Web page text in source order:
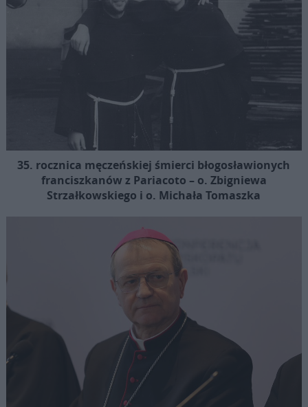
35. rocznica męczeńskiej śmierci błogosławionych
franciszkanów z Pariacoto – o. Zbigniewa
Strzałkowskiego i o. Michała Tomaszka